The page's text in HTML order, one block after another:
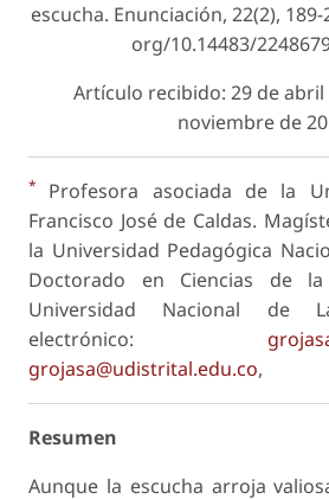
escucha. Enunciación, 22(2),
org/10.14483/
Artículo recibido: 29 de abril
noviembre de
*
Profesora asociada de la
Francisco José de Caldas.
la Universidad Pedagógica
Doctorado en Ciencias de
Universidad Nacional de
electrónico:
grojasa@udistrital.edu.co,
Resumen
Aunque la escucha arroja